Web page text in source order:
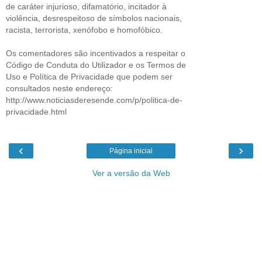
de caráter injurioso, difamatório, incitador à
violência, desrespeitoso de símbolos nacionais,
racista, terrorista, xenófobo e homofóbico.
Os comentadores são incentivados a respeitar o
Código de Conduta do Utilizador e os Termos de
Uso e Política de Privacidade que podem ser
consultados neste endereço:
http://www.noticiasderesende.com/p/politica-de-
privacidade.html
‹ ›
Página inicial
Ver a versão da Web